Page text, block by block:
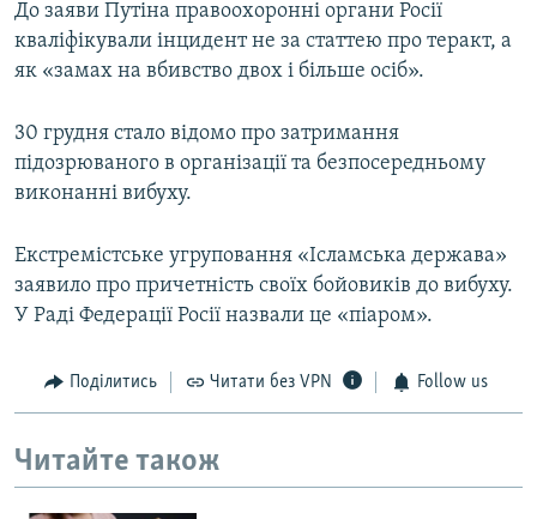
До заяви Путіна правоохоронні органи Росії
кваліфікували інцидент не за статтею про теракт, а
як «замах на вбивство двох і більше осіб».
30 грудня стало відомо про затримання
підозрюваного в організації та безпосередньому
виконанні вибуху.
Екстремістське угруповання «Ісламська держава»
заявило про причетність своїх бойовиків до вибуху.
У Раді Федерації Росії назвали це «піаром».
Поділитись Читати без VPN Follow us
Читайте також